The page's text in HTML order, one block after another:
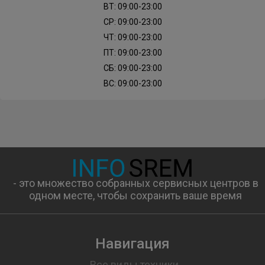
ВТ: 09:00-23:00
СР: 09:00-23:00
ЧТ: 09:00-23:00
ПТ: 09:00-23:00
СБ: 09:00-23:00
ВС: 09:00-23:00
- это множество собранных сервисных центров в
одном месте, чтобы сохранить ваше время
Навигация